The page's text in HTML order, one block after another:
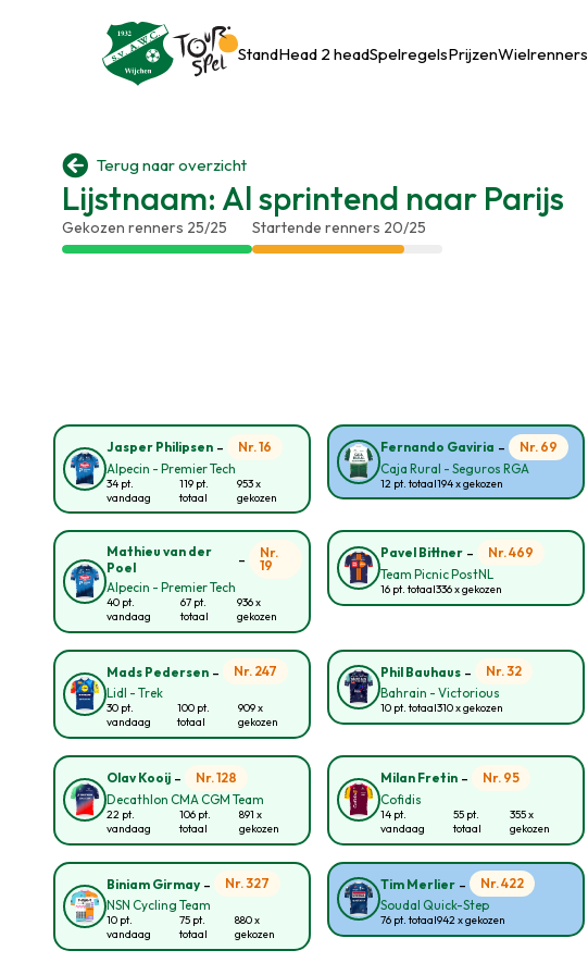
StandHead 2 headSpelregelsPrijzenWielrenners
 Terug naar overzicht
Lijstnaam: Al sprintend naar Parijs
Gekozen renners 25/25 Startende renners 20/25
Jasper Philipsen -
Nr. 16
Alpecin - Premier Tech
34 pt.
vandaag
119 pt.
totaal
953 x
gekozen
Fernando Gaviria -
Nr. 69
Caja Rural - Seguros RGA
12 pt. totaal194 x gekozen
Mathieu van der
Poel
-
Nr.
19
Alpecin - Premier Tech
40 pt.
vandaag
67 pt.
totaal
936 x
gekozen
Pavel Bittner -
Nr. 469
Team Picnic PostNL
16 pt. totaal336 x gekozen
Mads Pedersen -
Nr. 247
Lidl - Trek
30 pt.
vandaag
100 pt.
totaal
909 x
gekozen
Phil Bauhaus -
Nr. 32
Bahrain - Victorious
10 pt. totaal310 x gekozen
Olav Kooij -
Nr. 128
Decathlon CMA CGM Team
22 pt.
vandaag
106 pt.
totaal
891 x
gekozen
Milan Fretin -
Nr. 95
Cofidis
14 pt.
vandaag
55 pt.
totaal
355 x
gekozen
Biniam Girmay -
Nr. 327
NSN Cycling Team
10 pt.
vandaag
75 pt.
totaal
880 x
gekozen
Tim Merlier -
Nr. 422
Soudal Quick-Step
76 pt. totaal942 x gekozen